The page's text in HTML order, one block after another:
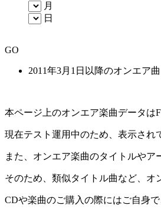
月
日
GO
2011年3月1日以降のオンエア
本ページ上のオンエア楽曲データは
現在テスト運用中のため、表示され
また、オンエア楽曲のタイトルやア
そのため、類似タイトル曲など、オ
CDや楽曲のご購入の際にはご自身